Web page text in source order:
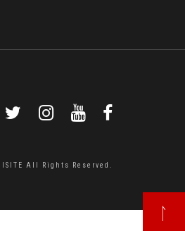
All Rights Reserved.